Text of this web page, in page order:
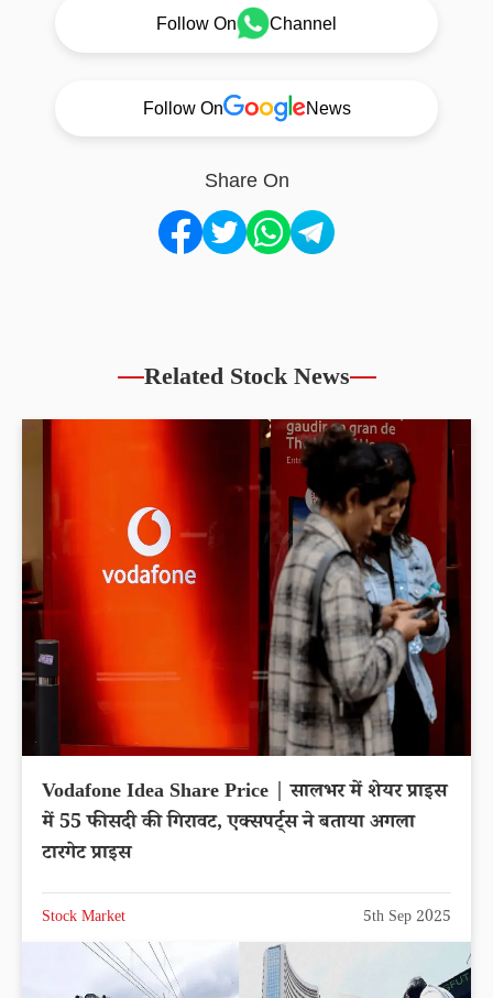
Follow On Channel
Follow On News
Share On
Related Stock News
Vodafone Idea Share Price | सालभर में शेयर प्राइस
में 55 फीसदी की गिरावट, एक्सपर्ट्स ने बताया अगला
टारगेट प्राइस
Stock Market 5th Sep 2025